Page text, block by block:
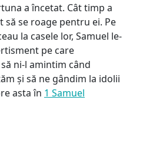
a încetat. Cât timp a
se roage pentru ei. Pe
la casele lor, Samuel le-
pe care
ni-l amintim când
și să ne gândim la idolii
asta în 1 Samuel